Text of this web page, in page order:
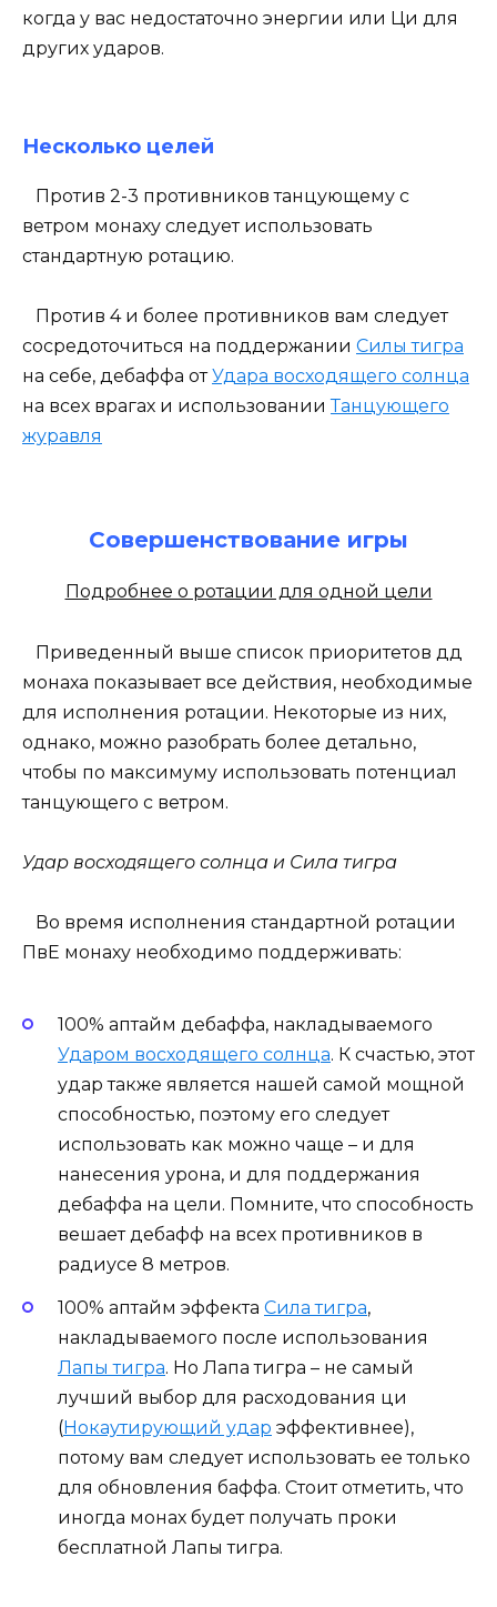
когда у вас недостаточно энергии или Ци для
других ударов.
Несколько целей
Против 2-3 противников танцующему с
ветром монаху следует использовать
стандартную ротацию.
Против 4 и более противников вам следует
сосредоточиться на поддержании Силы тигра
на себе, дебаффа отУдара восходящего солнца
на всех врагах и использованииТанцующего
журавля
Совершенствование игры
Подробнее о ротации для одной цели
Приведенный выше список приоритетов дд
монаха показывает все действия, необходимые
для исполнения ротации. Некоторые из них,
однако, можно разобрать более детально,
чтобы по максимуму использовать потенциал
танцующего с ветром.
Удар восходящего солнца и Сила тигра
Во время исполнения стандартной ротации
ПвЕ монаху необходимо поддерживать:
100% аптайм дебаффа, накладываемого
Ударом восходящего солнца. К счастью, этот
удар также является нашей самой мощной
способностью, поэтому его следует
использовать как можно чаще – и для
нанесения урона, и для поддержания
дебаффа на цели. Помните, что способность
вешает дебафф на всех противников в
радиусе 8 метров.
100% аптайм эффекта Сила тигра,
накладываемого после использования
Лапы тигра. Но Лапа тигра – не самый
лучший выбор для расходования ци
(Нокаутирующий удар эффективнее),
потому вам следует использовать ее только
для обновления баффа. Стоит отметить, что
иногда монах будет получать проки
бесплатной Лапы тигра.